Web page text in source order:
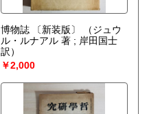
博物誌 〔新装版〕
（ジュウ
ル・ルナアル 著 ; 岸田国士
訳）
￥2,000